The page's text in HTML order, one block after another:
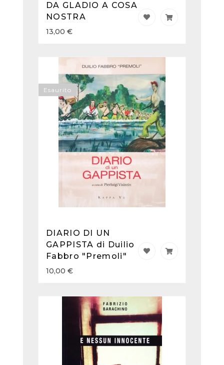
DA GLADIO A COSA
NOSTRA
13,00 €
Esaurito
DIARIO DI UN
GAPPISTA di Duilio
Fabbro "Premoli"
10,00 €